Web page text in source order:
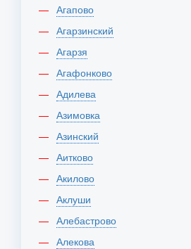
Агапово
Агарзинский
Агарзя
Агафонково
Адилева
Азимовка
Азинский
Аитково
Акилово
Аклуши
Алебастрово
Алекова